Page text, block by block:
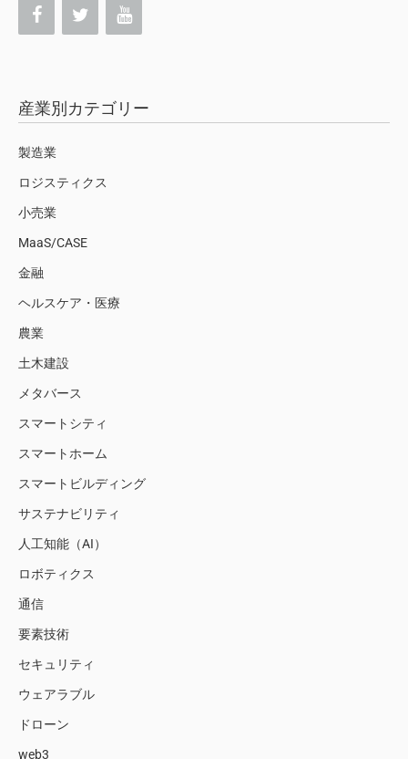
産業別カテゴリー
製造業
ロジスティクス
小売業
MaaS/CASE
金融
ヘルスケア・医療
農業
土木建設
メタバース
スマートシティ
スマートホーム
スマートビルディング
サステナビリティ
人工知能（AI）
ロボティクス
通信
要素技術
セキュリティ
ウェアラブル
ドローン
web3